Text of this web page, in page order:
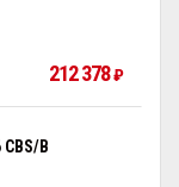
212 378₽
B